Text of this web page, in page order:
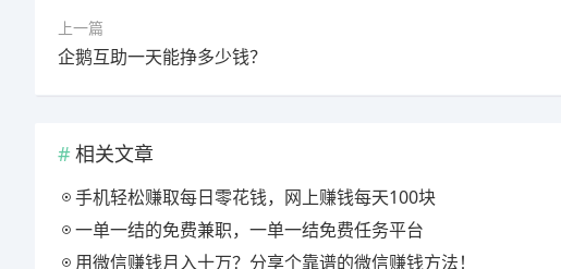
上一篇
企鹅互助一天能挣多少钱？
相关文章
手机轻松赚取每日零花钱，网上赚钱每天100块
一单一结的免费兼职，一单一结免费任务平台
用微信赚钱月入十万？分享个靠谱的微信赚钱方法！